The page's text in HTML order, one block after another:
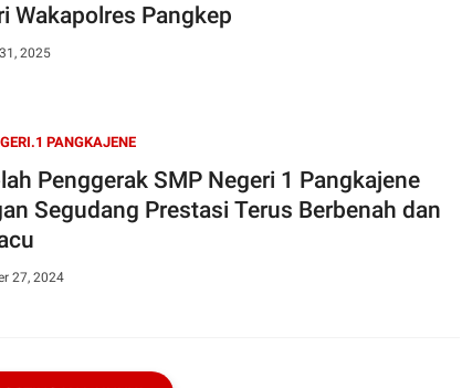
Wakapolres Pangkep
2025
PANGKAJENE
Penggerak SMP Negeri 1 Pangkajene
Segudang Prestasi Terus Berbenah dan
27, 2024